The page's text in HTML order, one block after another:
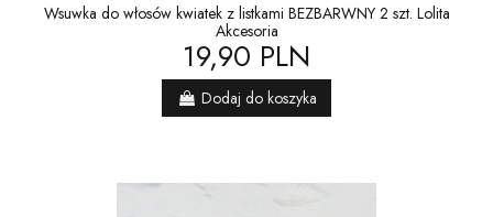
Wsuwka do włosów kwiatek z listkami BEZBARWNY 2 szt. Lolita
Akcesoria
19,90 PLN
Dodaj do koszyka